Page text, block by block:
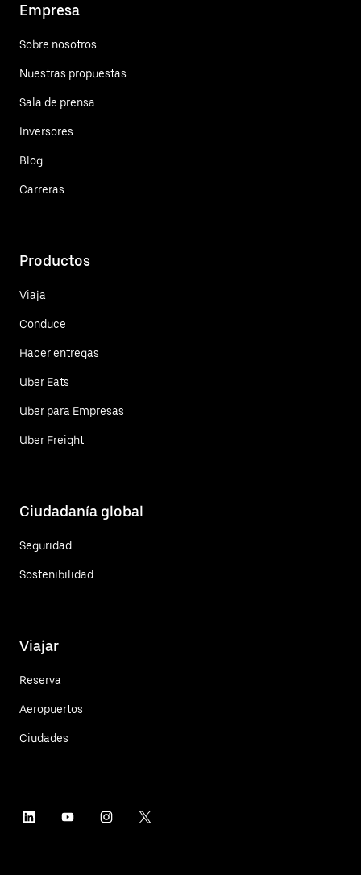
Empresa
Sobre nosotros
Nuestras propuestas
Sala de prensa
Inversores
Blog
Carreras
Productos
Viaja
Conduce
Hacer entregas
Uber Eats
Uber para Empresas
Uber Freight
Ciudadanía global
Seguridad
Sostenibilidad
Viajar
Reserva
Aeropuertos
Ciudades